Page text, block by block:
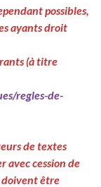
possibles,
ayants droit
(à titre
regles-de-
de textes
avec cession de
être